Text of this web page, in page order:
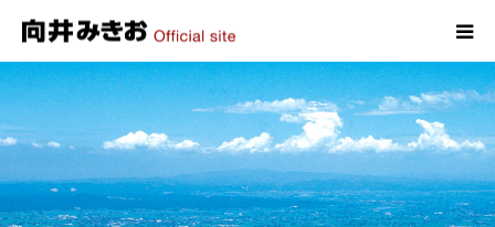
HOME
プロフィール
政策